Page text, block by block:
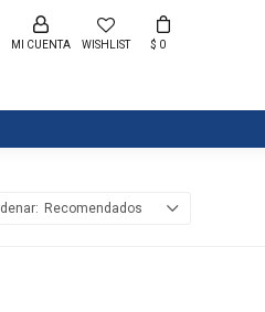
WISHLIST $ 0
Recomendados